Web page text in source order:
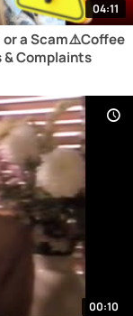
04:11
or a Scam⚠️Coffee
& Complaints
00:10